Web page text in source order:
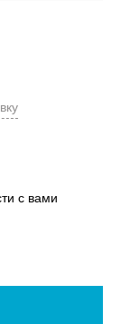
с вами